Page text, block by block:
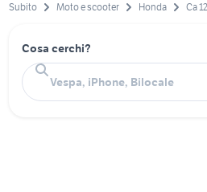
Subito Moto e scooter Honda Ca
Cosa cerchi?